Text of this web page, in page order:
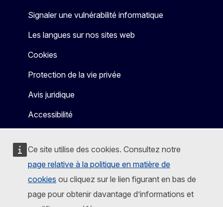
Ce site utilise des cookies. Consultez notre
page relative à la politique en matière de
cookies ou cliquez sur le lien figurant en bas de
page pour obtenir davantage d’informations et
Signaler une vulnérabilité informatique
Les langues sur nos sites web
Cookies
Protection de la vie privée
Avis juridique
Accessibilité